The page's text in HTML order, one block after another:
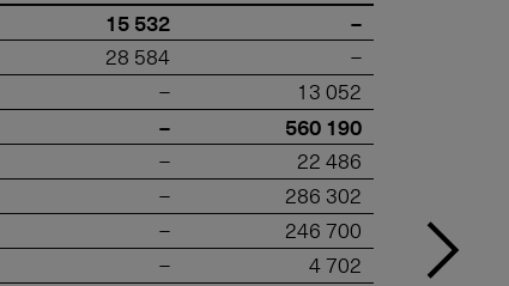
15 532 –
28 584
–
– 13 052
– 560 190
–
22 486
–
286 302
–
246 700
– 4 702